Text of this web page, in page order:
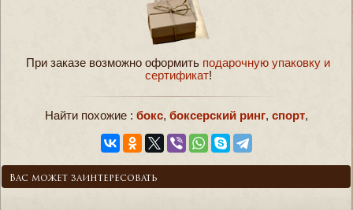
При заказе возможно оформить подарочную упаковку и
сертификат!
Найти похожие : бокс, боксерский ринг, спорт,
Вас может заинтересовать